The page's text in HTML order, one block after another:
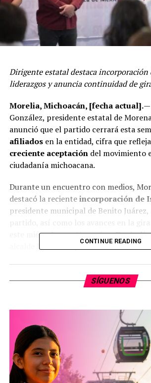
Dirigente estatal destaca incorporación
liderazgos y anuncia continuidad de
Morelia, Michoacán, [fecha actual].—
González, presidente estatal de
anunció que el partido cerrará esta
afiliadosen la entidad, cifra que
creciente aceptacióndel movimiento
ciudadanía michoacana.
Durante un encuentro con medios,
destacó la recienteincorporación de
presidente municipal de Benito Juárez,
partido, así como los avances en la gira
este miércoles continuará en
alcalde Manuel López Meléndez y en
“Estamos sumando liderazgos
quien adelantó que los recorridos
próximos días para
captar más
otros ediles que han mostrado interés
partido.
Mora González informó que
CONTINUE READING
SÍGUENOS